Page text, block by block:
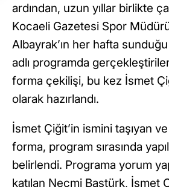
ardından, uzun yıllar birlikte
Kocaeli Gazetesi Spor
Albayrak’ın her hafta
adlı programda
forma çekilişi, bu kez İsmet
olarak hazırlandı.
İsmet Çiğit’in ismini taşıyan
forma, program sırasında
belirlendi. Programa yorum
katılan Necmi Baştürk, İsmet